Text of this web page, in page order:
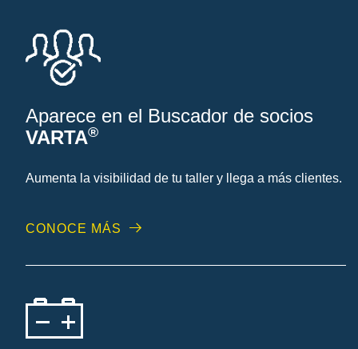
Aparece en el Buscador de socios
VARTA®
Aumenta la visibilidad de tu taller y llega a más clientes.
CONOCE MÁS